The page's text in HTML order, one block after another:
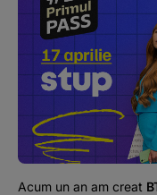
BT Pay
Evenimente
Podcast
The MacRO Zone
Acum un an am creat